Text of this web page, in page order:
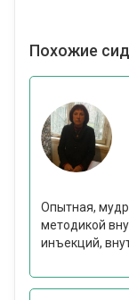
Похожие
Опытная,
методикой
инъекций,